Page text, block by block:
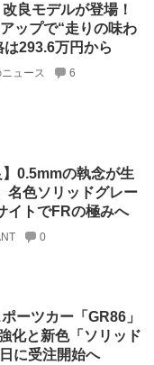
良モデルが登場！
ップで“走りの味わ
293.6万円から
ュース 6
】0.5mmの執念が生
名色ソリッドグレー
イトでFRの極みへ
0
ーツカー「GR86」
化と新色「ソリッド
に受注開始へ